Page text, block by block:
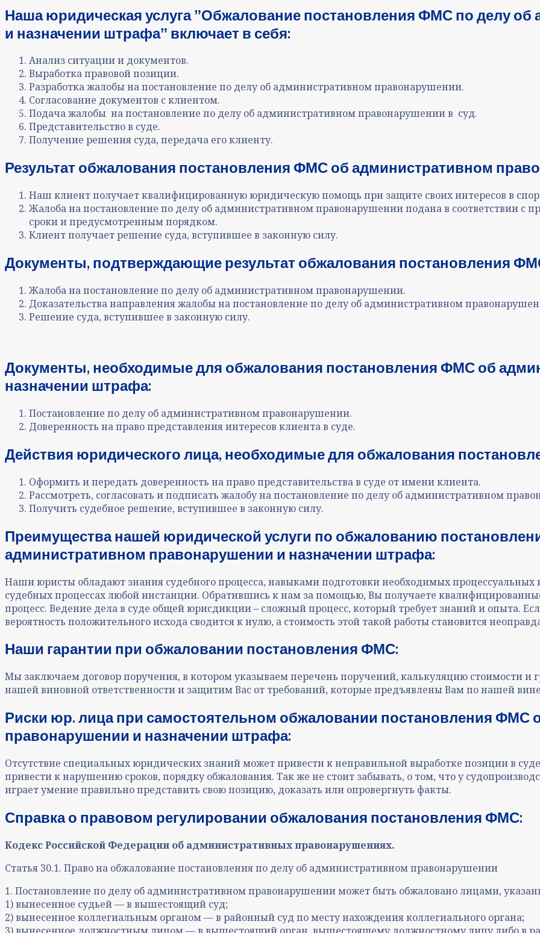
Наша юридическая услуга ˮОбжалование постановления ФМС по делу
и назначении штрафаˮ включает в себя:
Анализ ситуации и документов.
Выработка правовой позиции.
Разработка жалобына постановление по делу об административном правонарушении.
Согласование документов с клиентом.
Подача жалобы на постановление по делу об административном правонарушениив суд.
Представительство в суде.
Получение решения суда, передача его клиенту.
Результат обжалования постановления ФМС об административном
Наш клиент получает квалифицированную юридическую помощь при защите своих интересов в
Жалобана постановление по делу об административном правонарушенииподана в соответствии с
сроки и предусмотренным порядком.
Клиент получает решение суда, вступившее в законную силу.
Документы, подтверждающие результат обжалования постановления
Жалоба на постановление по делу об административном правонарушении.
Доказательства направления жалобы на постановление по делу об административном
Решение суда, вступившее в законную силу.
Документы, необходимые для обжалования постановления ФМС об
назначении штрафа:
Постановление по делу об административном правонарушении.
Доверенность на право представления интересов клиента в суде.
Действия юридического лица, необходимые для обжалования
Оформить и передать доверенность на право представительства в суде от имени клиента.
Рассмотреть, согласовать и подписать жалобу на постановление по делу об административном
Получить судебное решение, вступившее в законную силу.
Преимущества нашей юридической услуги по обжалованию
административном правонарушении и назначении штрафа:
Наши юристы обладают знания судебного процесса, навыками подготовки необходимых процессуальных
судебных процессах любой инстанции. Обратившись к нам за помощью, Вы получаете
процесс. Ведение дела в суде общей юрисдикции – сложный процесс, который требует знаний и опыта.
вероятность положительного исхода сводится к нулю, а стоимость этой такой работы становится
Наши гарантии при обжаловании постановления ФМС:
Мы заключаем договор поручения, в котором указываем перечень поручений, калькуляцию стоимости
нашей виновной ответственности и защитим Вас от требований, которые предъявлены Вам по нашей
Риски юр. лица при самостоятельном обжаловании постановления ФМС
правонарушении и назначении штрафа:
Отсутствие специальных юридических знаний может привести к неправильной выработке позиции в
привести к нарушению сроков, порядку обжалования. Так же не стоит забывать, о том, что у
играет умение правильно представить свою позицию, доказать или опровергнуть факты.
Справка о правовом регулировании обжалования постановления ФМС:
Кодекс Российской Федерации об административных правонарушениях.
Статья 30.1. Право на обжалование постановления по делу об административном правонарушении
1. Постановление по делу об административном правонарушении может быть обжаловано лицами,
1) вынесенное судьей — в вышестоящий суд;
2) вынесенное коллегиальным органом — в районный суд по месту нахождения коллегиального органа;